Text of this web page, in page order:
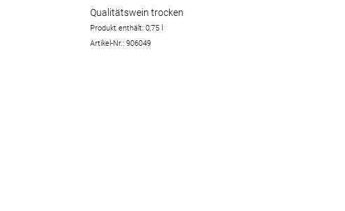
Qualitätswein trocken
Produkt enthält: 0,75
Artikel-Nr.: 906049